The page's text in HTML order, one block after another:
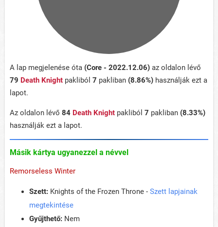
A lap megjelenése óta (Core - 2022.12.06) az oldalon lévő
79 Death Knight pakliból 7 pakliban (8.86%) használják ezt a
lapot.
Az oldalon lévő 84 Death Knight pakliból 7 pakliban (8.33%)
használják ezt a lapot.
Másik kártya ugyanezzel a névvel
Remorseless Winter
Szett: Knights of the Frozen Throne - Szett lapjainak
megtekintése
Gyűjthető: Nem